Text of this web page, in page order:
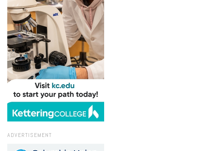
ADVERTISEMENT